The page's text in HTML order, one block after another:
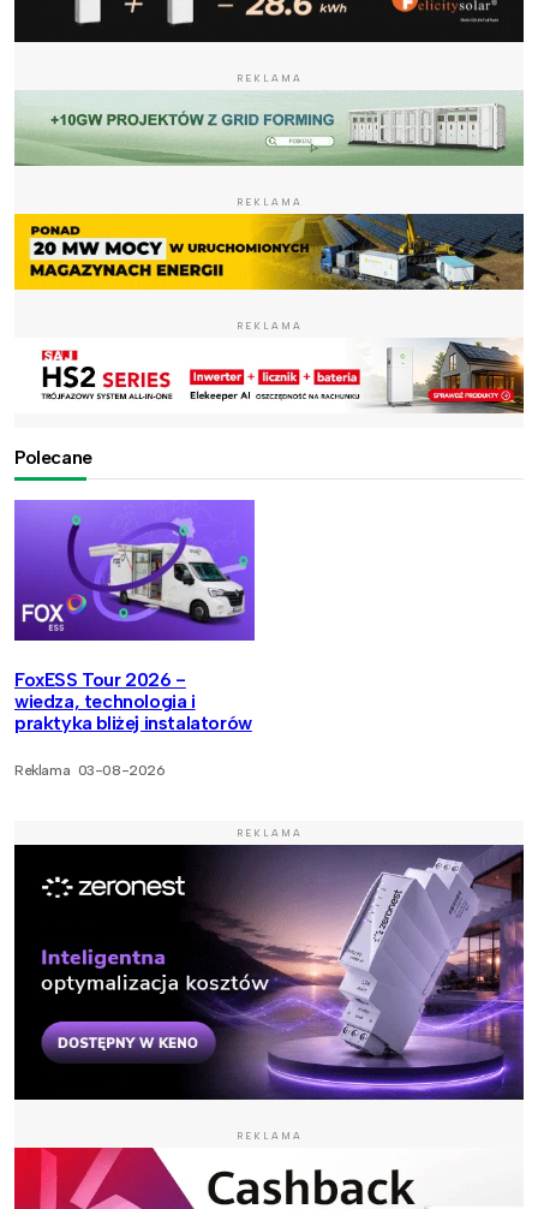
REKLAMA
REKLAMA
REKLAMA
Polecane
FoxESS Tour 2026 -
wiedza, technologia i
praktyka bliżej instalatorów
Reklama 03-08-2026
REKLAMA
REKLAMA